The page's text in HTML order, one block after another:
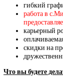
гибкий
работа в
карьерный
скидки на
Что вы будете